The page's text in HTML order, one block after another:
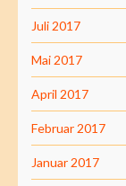
Juli 2017
Mai 2017
April 2017
Februar 2017
Januar 2017